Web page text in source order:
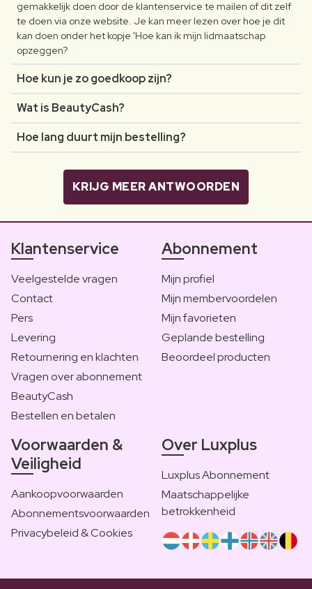
gemakkelijk doen door de klantenservice te mailen of dit zelf
te doen via onze website. Je kan meer lezen over hoe je dit
kan doen onder het kopje 'Hoe kan ik mijn lidmaatschap
opzeggen?
Hoe kun je zo goedkoop zijn?
Wat is BeautyCash?
Hoe lang duurt mijn bestelling?
KRIJG MEER ANTWOORDEN
Klantenservice
Veelgestelde vragen
Contact
Pers
Levering
Retournering en klachten
Vragen over abonnement
BeautyCash
Bestellen en betalen
Abonnement
Mijn profiel
Mijn membervoordelen
Mijn favorieten
Geplande bestelling
Beoordeel producten
Voorwaarden &
Veiligheid
Aankoopvoorwaarden
Abonnementsvoorwaarden
Privacybeleid & Cookies
Over Luxplus
Luxplus Abonnement
Maatschappelijke
betrokkenheid